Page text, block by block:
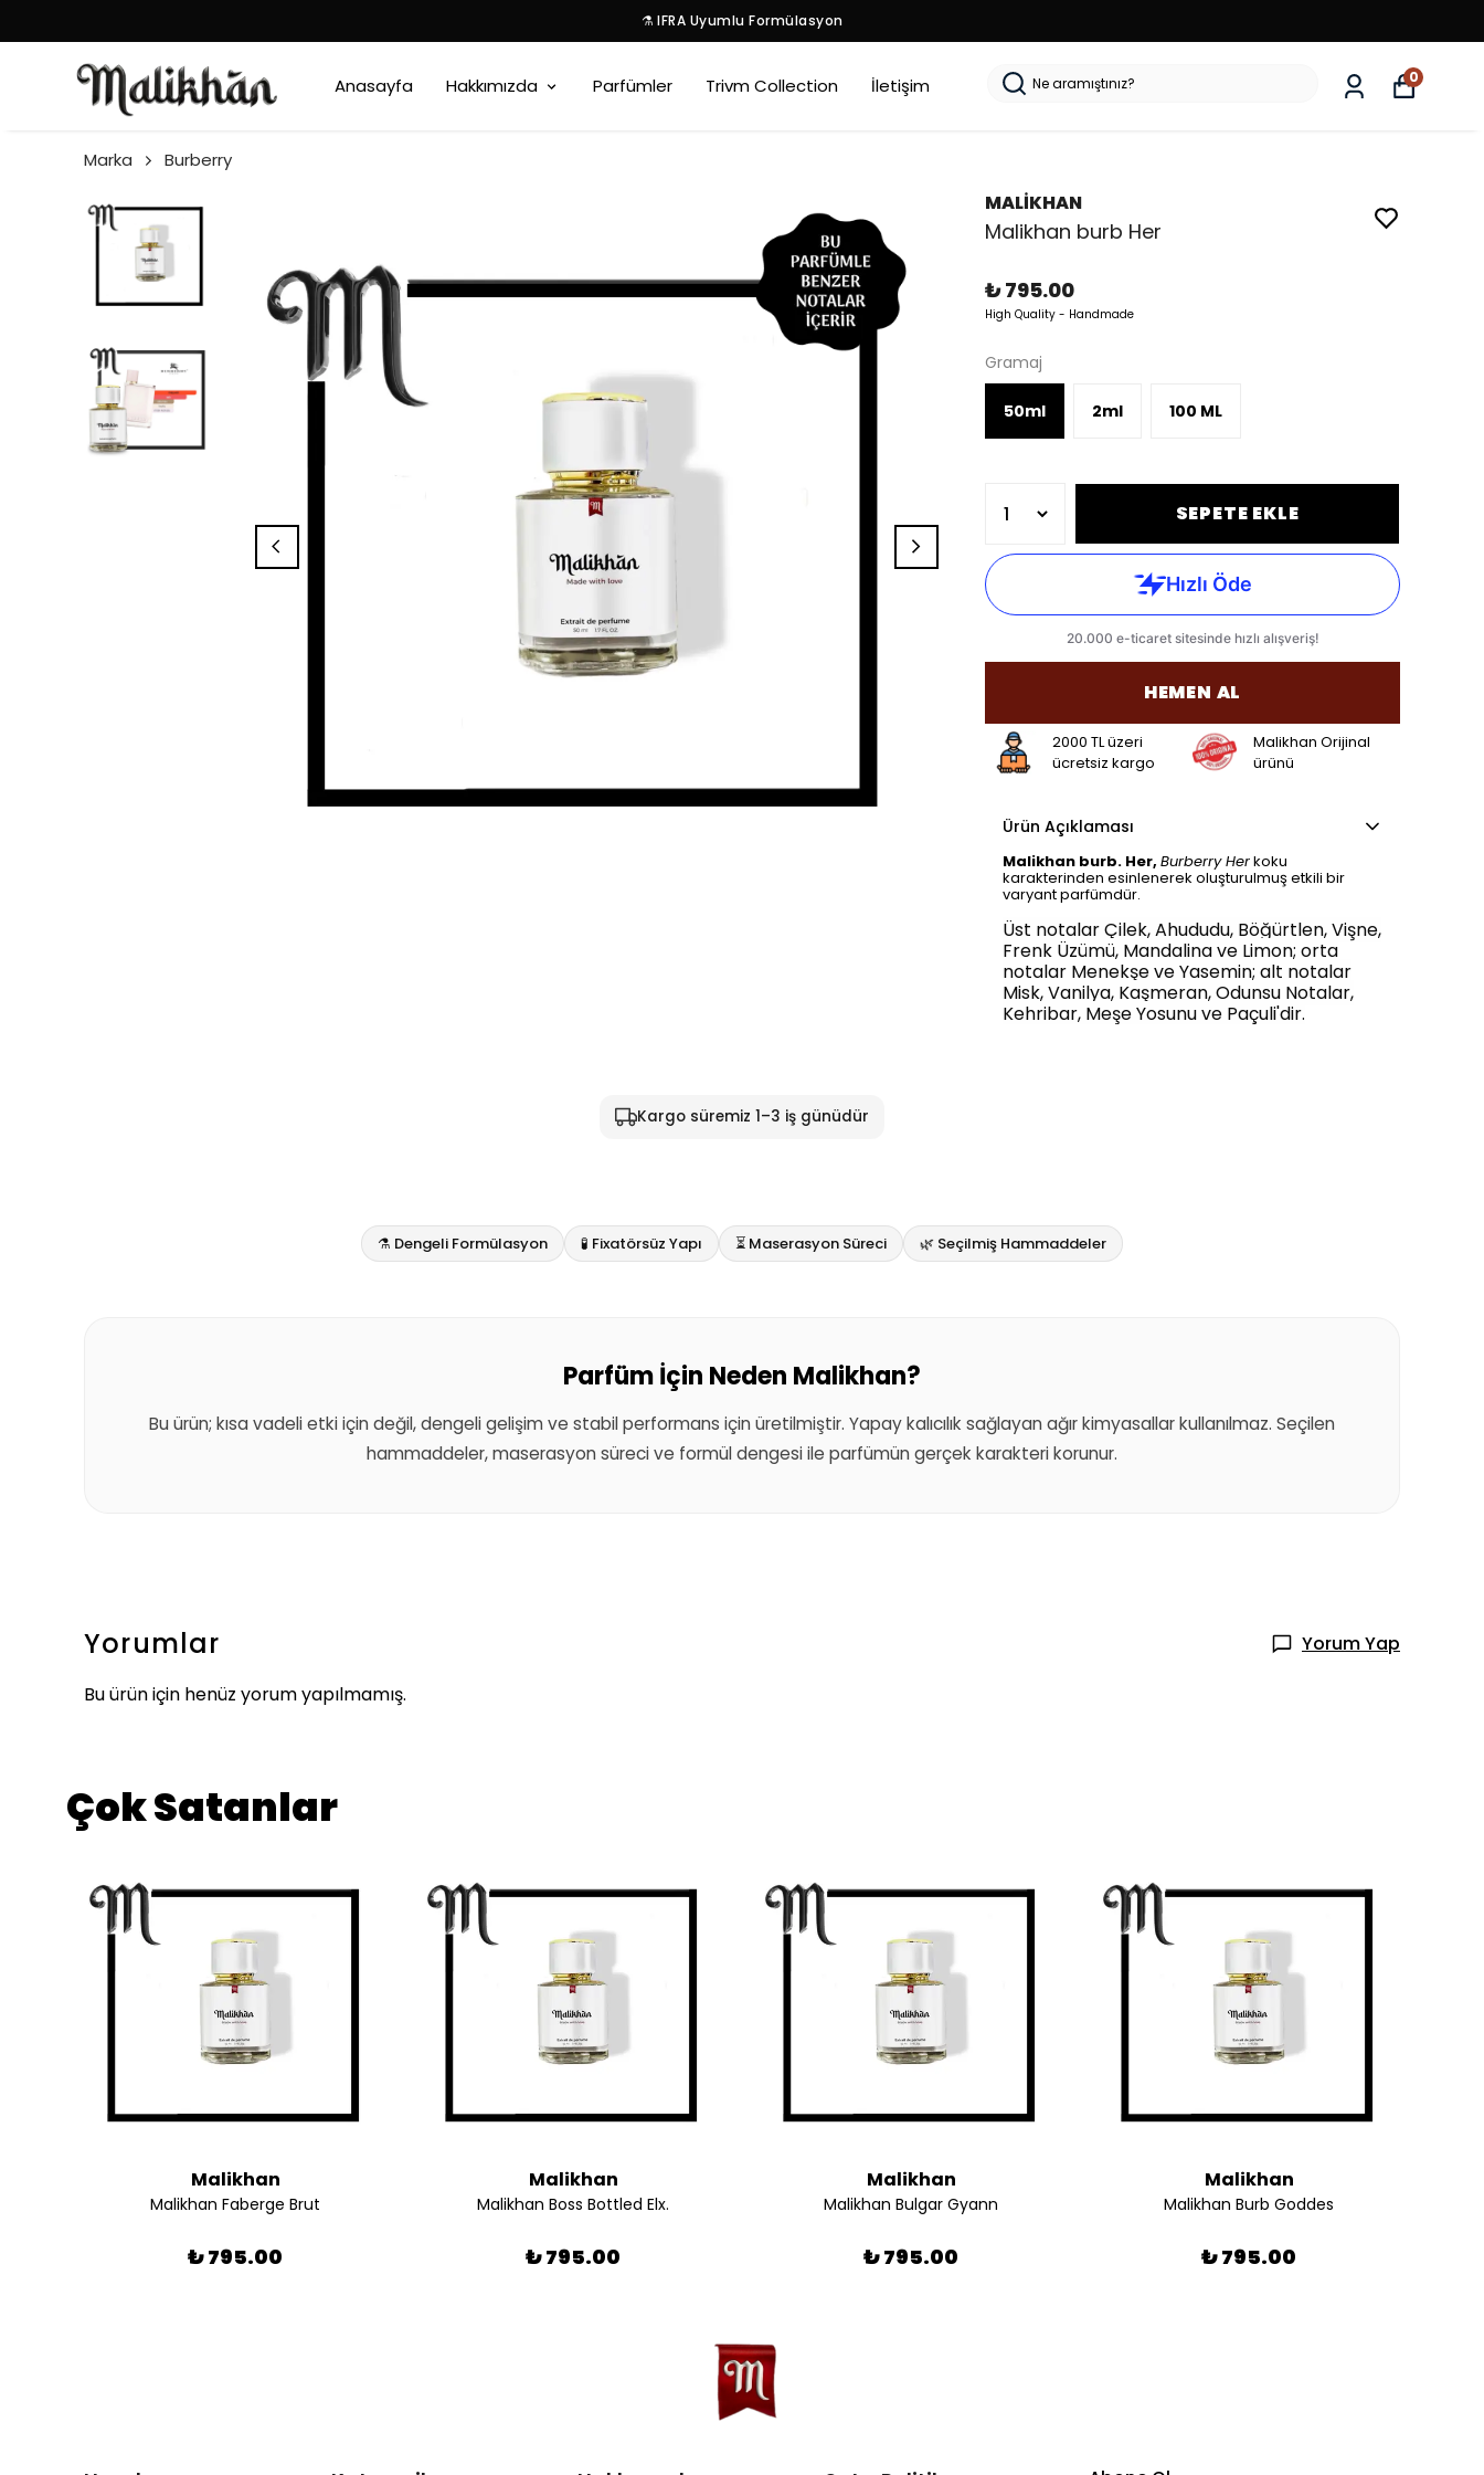
⚗️ IFRA Uyumlu Formülasyon
Anasayfa Hakkımızda Parfümler Trivm Collection İletişim 0
Marka Burberry
MALİKHAN
Malikhan burb Her
₺ 795.00
High Quality - Handmade
Gramaj
50ml 2ml 100 ML
SEPETE EKLE
HEMEN AL
2000 TL üzeri
ücretsiz kargo
Malikhan Orijinal
ürünü
Ürün Açıklaması
Malikhan burb. Her, Burberry Herkoku
karakterinden esinlenerek oluşturulmuş etkili bir
varyant parfümdür.
Üst notalar Çilek, Ahududu, Böğürtlen, Vişne,
Frenk Üzümü, Mandalina ve Limon; orta
notalar Menekşe ve Yasemin; alt notalar
Misk, Vanilya, Kaşmeran, Odunsu Notalar,
Kehribar, Meşe Yosunu ve Paçuli'dir.
Kargo süremiz 1–3 iş günüdür
⚗️ Dengeli Formülasyon 🧪 Fixatörsüz Yapı ⏳ Maserasyon Süreci 🌿 Seçilmiş Hammaddeler
Parfüm İçin Neden Malikhan?
Bu ürün; kısa vadeli etki için değil, dengeli gelişim ve stabil performans için üretilmiştir. Yapay kalıcılık sağlayan ağır kimyasallar kullanılmaz. Seçilen
hammaddeler, maserasyon süreci ve formül dengesi ile parfümün gerçek karakteri korunur.
Yorumlar
Yorum Yap
Bu ürün için henüz yorum yapılmamış.
Çok Satanlar
Malikhan
Malikhan Faberge Brut
₺ 795.00
Malikhan
Malikhan Boss Bottled Elx.
₺ 795.00
Malikhan
Malikhan Bulgar Gyann
₺ 795.00
Malikhan
Malikhan Burb Goddes
₺ 795.00